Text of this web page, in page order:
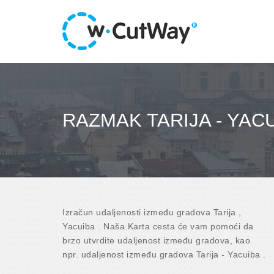
RAZMAK TARIJA -
Izračun udaljenosti između gradova Tarija ,
Yacuiba . Naša Karta cesta će vam pomoći da
brzo utvrdite udaljenost između gradova, kao
npr. udaljenost između gradova Tarija - Yacuiba .